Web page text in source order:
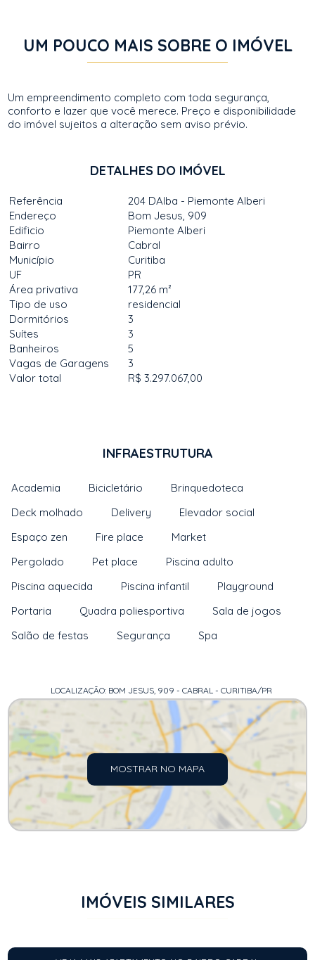
UM POUCO MAIS SOBRE O IMÓVEL
Um empreendimento completo com toda segurança,
conforto e lazer que você merece. Preço e disponibilidade
do imóvel sujeitos a alteração sem aviso prévio.
DETALHES DO IMÓVEL
Referência
204 DAlba - Piemonte Alberi
Endereço
Bom Jesus, 909
Edificio
Piemonte Alberi
Bairro
Cabral
Município
Curitiba
UF
PR
Área privativa
177,26 m²
Tipo de uso
residencial
Dormitórios
3
Suítes
3
Banheiros
5
Vagas de Garagens
3
Valor total
R$ 3.297.067,00
INFRAESTRUTURA
Academia Bicicletário
Brinquedoteca
Deck molhado
Delivery
Elevador social
Espaço zen
Fire place
Market
Pergolado
Pet place
Piscina adulto
Piscina aquecida
Piscina infantil
Playground
Portaria
Quadra poliesportiva
Sala de jogos
Salão de festas
Segurança Spa
LOCALIZAÇÃO: BOM JESUS, 909 - CABRAL - CURITIBA/PR
MOSTRAR NO MAPA
IMÓVEIS SIMILARES